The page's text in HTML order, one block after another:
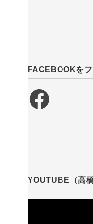
FACEBOOKを
Facebook
YOUTUBE（高橋